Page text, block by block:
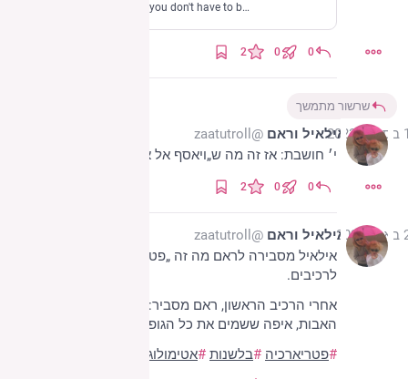
Org-mode. Complex so you don't have to be. A versatile organisational system with immense capabilities.
0
0
2
שרשור מתמשך
אילאיל וראם @zaatutroll
י׳ חושבת: אז זה מה ש„ויאסף אל אבותיו” אומר? 🤔
0
0
2
אילאיל וראם @zaatutroll
לרכיבים.
האבות, איפה ששמים את כל הגופות שלהם?
#פטריארכיה #בלשנות #אטימולוגיה